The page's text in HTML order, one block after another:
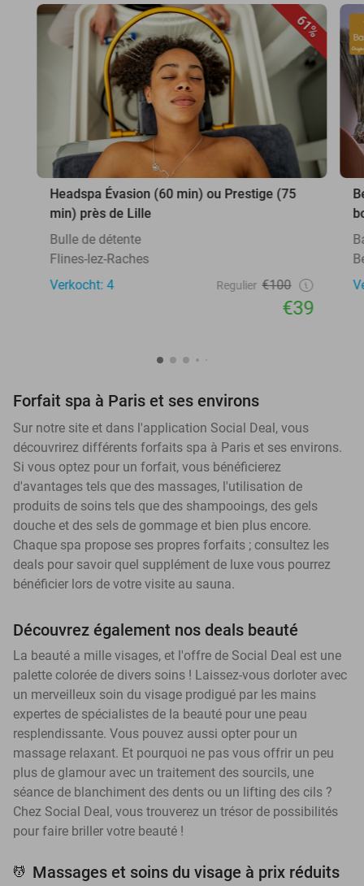
61%
Headspa Évasion (60 min) ou Prestige (75
min) près de Lille
Bulle de détente
Flines-lez-Raches
Verkocht: 4
Regulier €100
€39
Forfait spa à Paris et ses environs
Sur notre site et dans l'application Social Deal, vous
découvrirez différents forfaits spa à Paris et ses environs.
Si vous optez pour un forfait, vous bénéficierez
d'avantages tels que des massages, l'utilisation de
produits de soins tels que des shampooings, des gels
douche et des sels de gommage et bien plus encore.
Chaque spa propose ses propres forfaits ; consultez les
deals pour savoir quel supplément de luxe vous pourrez
bénéficier lors de votre visite au sauna.
Découvrez également nos deals beauté
La beauté a mille visages, et l'offre de Social Deal est une
palette colorée de divers soins ! Laissez-vous dorloter avec
un merveilleux soin du visage prodigué par les mains
expertes de spécialistes de la beauté pour une peau
resplendissante. Vous pouvez aussi opter pour un
massage relaxant. Et pourquoi ne pas vous offrir un peu
plus de glamour avec un traitement des sourcils, une
séance de blanchiment des dents ou un lifting des cils ?
Chez Social Deal, vous trouverez un trésor de possibilités
pour faire briller votre beauté !
💆 Massages et soins du visage à prix réduits